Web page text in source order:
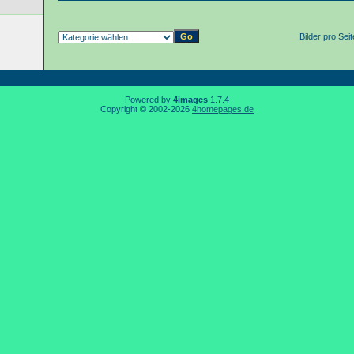
Bilder pro
Powered by 4images 1.7.4
Copyright © 2002-2026 4homepages.de